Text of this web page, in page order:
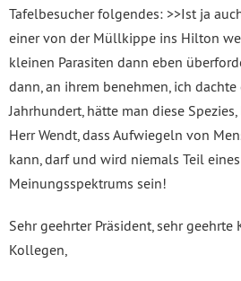
Tafelbesucher folgendes: >>Ist ja
einer von der Müllkippe ins Hilton
kleinen Parasiten dann eben
dann, an ihrem benehmen, ich
Jahrhundert, hätte man diese
Herr Wendt, dass Aufwiegeln von
kann, darf und wird niemals Teil
Meinungsspektrums sein!
Sehr geehrter Präsident, sehr
Kollegen,